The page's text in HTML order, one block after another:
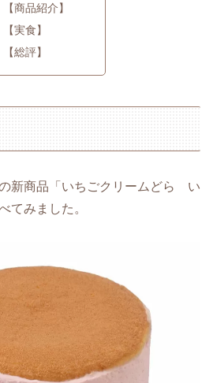
【商品紹介】
【実食】
【総評】
新商品「いちごクリームどら い
てみました。